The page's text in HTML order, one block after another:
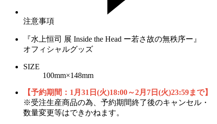
注意事項
『水上恒司 展 Inside the Head ー若さ故の無秩序ー』
オフィシャルグッズ
SIZE
100mm×148mm
【予約期間：1月31日(火)18:00～2月7日(火)23:59まで】
※受注生産商品の為、予約期間終了後のキャンセル・
数量変更等はできかねます。